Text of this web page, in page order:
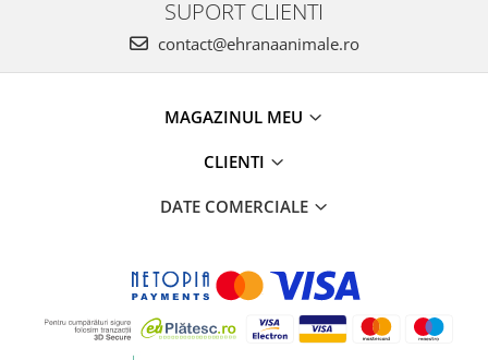
SUPORT CLIENTI
contact@ehranaanimale.ro
MAGAZINUL MEU
CLIENTI
DATE COMERCIALE